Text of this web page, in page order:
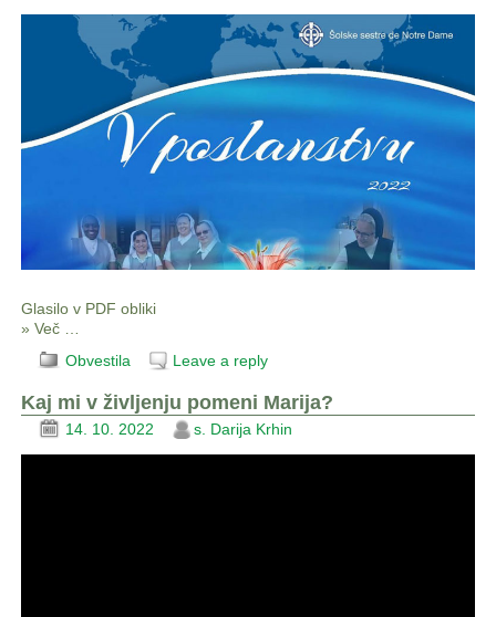
Glasilo v PDF obliki
» Več …
Obvestila
Leave a reply
Kaj mi v življenju pomeni Marija?
14. 10. 2022 s. Darija Krhin